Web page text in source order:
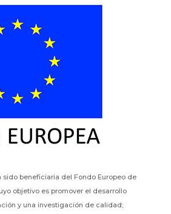
sido beneficiaria del Fondo Europeo de
objetivo es promover el desarrollo
y una investigación de calidad;